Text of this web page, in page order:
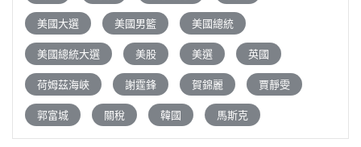
美國大選 美國男籃 美國總統
美國總統大選 美股 美選 英國
荷姆茲海峽 謝霆鋒 賀錦麗 賈靜雯
郭富城 關稅 韓國 馬斯克